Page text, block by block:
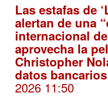
Las estafas de
alertan de una
internacional
aprovecha la
Christopher
datos bancarios
2026 11:50